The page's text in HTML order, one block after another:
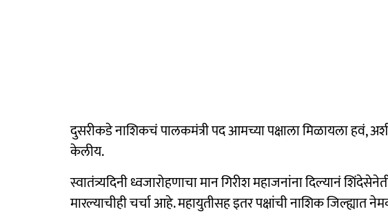
दुसरीकडे नाशिकचं पालकमंत्री पद आमच्या पक्षाला मिळायला हवं,
केलीय.
स्वातंत्र्यदिनी ध्वजारोहणाचा मान गिरीश महाजनांना दिल्यानं
मारल्याचीही चर्चा आहे. महायुतीसह इतर पक्षांची नाशिक जिल्ह्यात